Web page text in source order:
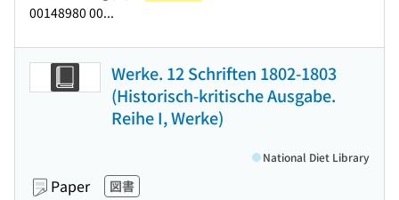
00148980 00...
Werke. 12 Schriften 1802-1803
(Historisch-kritische Ausgabe.
Reihe I, Werke)
Paper 図書
National Diet Library